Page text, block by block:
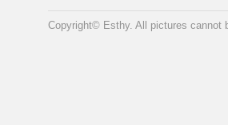
Copyright© Esthy. All pictures cannot